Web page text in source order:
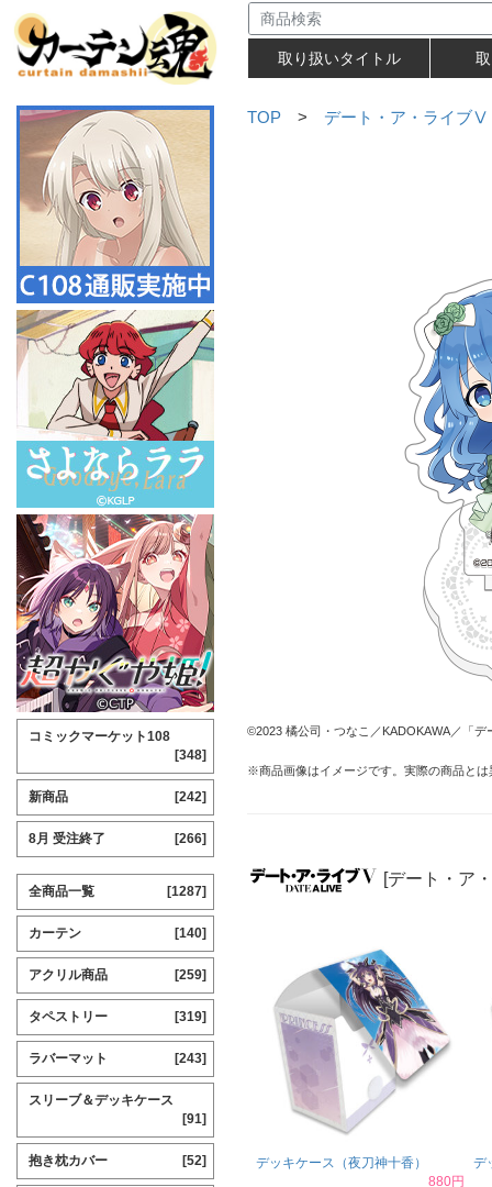
取り扱いタイトル
TOP > デート・ア・ライブⅤ
©2023 橘公司・つなこ／KADOKAWA／「
※商品画像はイメージです。実際の商品と
[デート・ア
デッキケース（夜刀神十香）
880円
デ
コミックマーケット108
[348]
新商品 [242]
8月 受注終了 [266]
全商品一覧 [1287]
カーテン [140]
アクリル商品 [259]
タペストリー [319]
ラバーマット [243]
スリーブ＆デッキケース
[91]
抱き枕カバー [52]